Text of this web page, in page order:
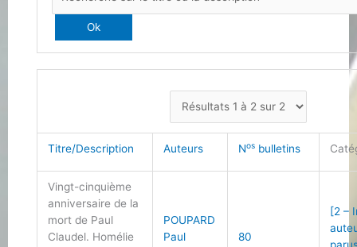
Titre/Description Auteurs Nos bulletins
Vingt-cinquième
anniversaire de la
mort de Paul
Claudel. Homélie
POUPARD
Paul
80
[2 –